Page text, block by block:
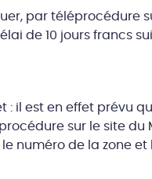
par téléprocédure
de 10 jours francs
: il est en effet prévu
sur le site du
numéro de la zone et